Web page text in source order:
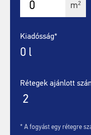
m2
Kiadósság*
0 l
Rétegek ajánlott
2
* A fogyást egy rétegre